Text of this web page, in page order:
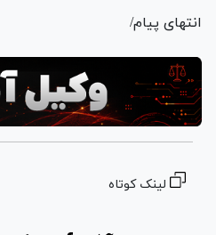
انتهای پیام/
لینک کوتاه